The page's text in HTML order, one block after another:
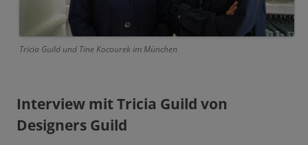
Tricia Guild und Tine Kocourek im München
Interview mit Tricia Guild von
Designers Guild